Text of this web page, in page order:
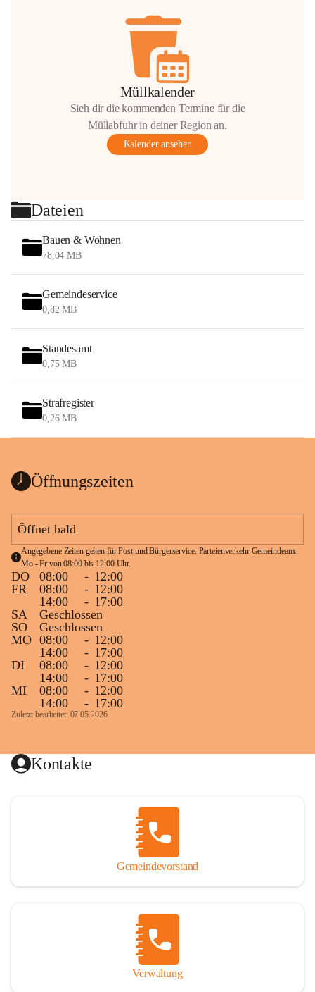
Müllkalender
Sieh dir die kommenden Termine für die
Müllabfuhr in deiner Region an.
Kalender ansehen
Dateien
Bauen & Wohnen
78,04 MB
Gemeindeservice
0,82 MB
Standesamt
0,75 MB
Strafregister
0,26 MB
Öffnungszeiten
Öffnet bald
Angegebene Zeiten gelten für Post und Bürgerservice. Parteienverkehr Gemeindeamt
Mo - Fr von 08:00 bis 12:00 Uhr.
DO 08:00 - 12:00
FR
08:00 - 12:00
14:00
- 17:00
SA
Geschlossen
SO
Geschlossen
MO 08:00 - 12:00
14:00
- 17:00
DI
08:00 - 12:00
14:00
- 17:00
MI
08:00 - 12:00
14:00
- 17:00
Zuletzt bearbeitet: 07.05.2026
Kontakte
Gemeindevorstand
Verwaltung